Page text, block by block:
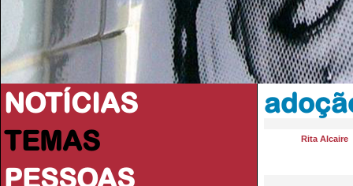
NOTÍCIAS
TEMAS
PESSOAS
Rita Alcaire